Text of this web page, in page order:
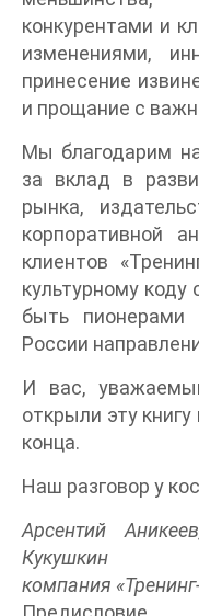
конкурентами и
изменениями,
принесение
и прощание с
Мы благодарим
за вклад в
рынка,
корпоративной
клиентов
культурному коду
быть пионерами
России
И вас,
открыли эту
конца.
Наш разговор у
Арсентий
Кукушкин
компания